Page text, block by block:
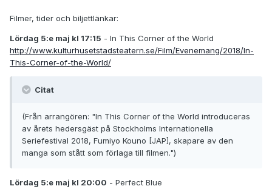
Filmer, tider och biljettlänkar:
Lördag 5:e maj kl 17:15 - In This Corner of the World
http://www.kulturhusetstadsteatern.se/Film/Evenemang/2018/In-
This-Corner-of-the-World/
Citat
(Från arrangören: "In This Corner of the World introduceras
av årets hedersgäst på Stockholms Internationella
Seriefestival 2018, Fumiyo Kouno [JAP], skapare av den
manga som stått som förlaga till filmen.")
Lördag 5:e maj kl 20:00 - Perfect Blue